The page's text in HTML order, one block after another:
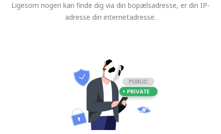
Ligesom nogen kan finde dig via din bopælsadresse, er din IP-
adresse din internetadresse.